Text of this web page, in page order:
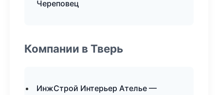
Череповец
Компании в Тверь
ИнжСтрой Интерьер Ателье —